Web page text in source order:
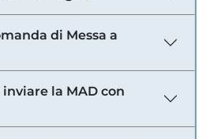
di Messa a
la MAD con